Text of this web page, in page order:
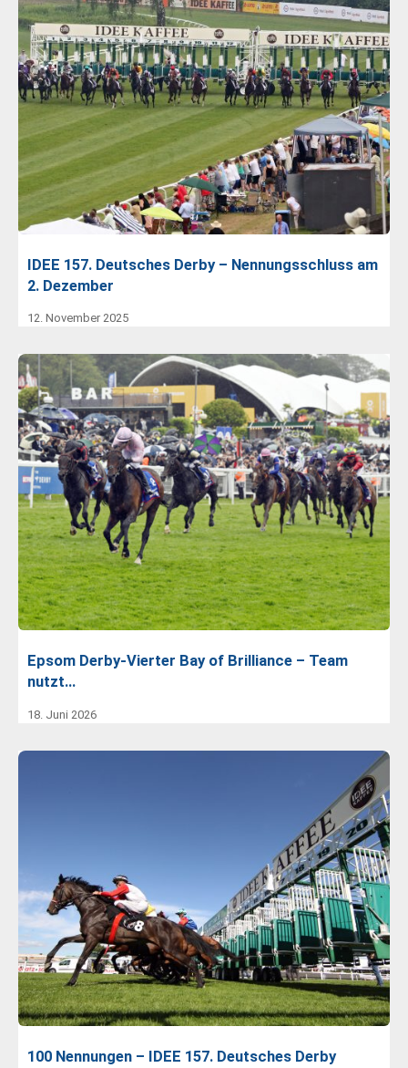
IDEE 157. Deutsches Derby – Nennungsschluss am
2. Dezember
12. November 2025
Epsom Derby-Vierter Bay of Brilliance – Team
nutzt…
18. Juni 2026
100 Nennungen – IDEE 157. Deutsches Derby